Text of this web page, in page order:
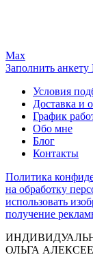
Max
Заполнить
Условия
Доставка и
График
Обо мне
Блог
Контакты
Политика
на обработку
использовать
получение
ОЛЬГА